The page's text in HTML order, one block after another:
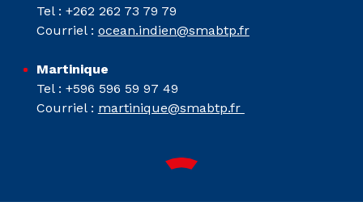
Tel : +262 262 73 79 79
Courriel : ocean.indien@smabtp.fr
Martinique
Tel : +596 596 59 97 49
Courriel : martinique@smabtp.fr